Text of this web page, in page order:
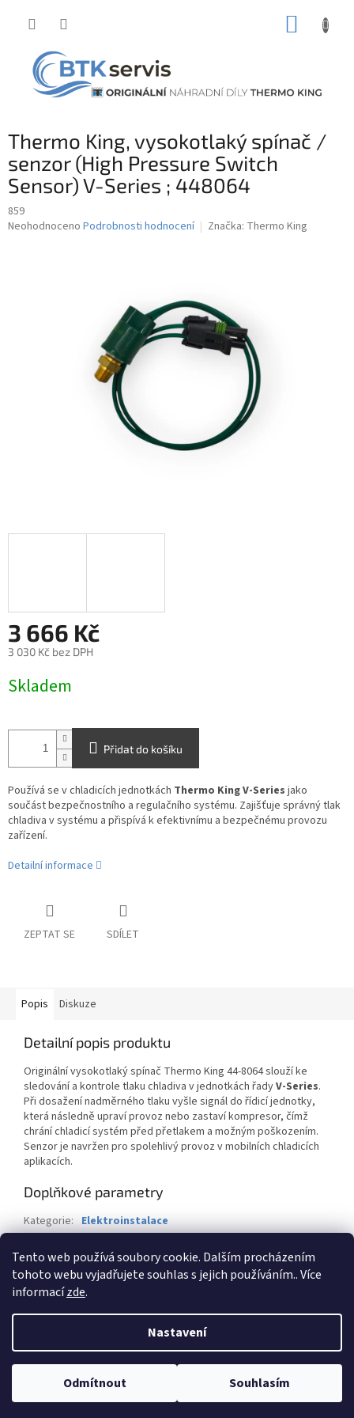
Tento web používá soubory cookie. Dalším procházením
tohoto webu vyjadřujete souhlas s jejich používáním.. Více
informacízde.
Nastavení
Odmítnout Souhlasím
Thermo King, vysokotlaký spínač /
senzor (High Pressure Switch
Sensor) V-Series ; 448064
859
Průměrné
Neohodnoceno Podrobnosti hodnocení Značka: Thermo King
3 666 Kč
3 030 Kč bez DPH
cena:
Skladem
Přidat do košíku
Používá se v chladicích jednotkách Thermo King V-Series jako
součást bezpečnostního a regulačního systému. Zajišťuje správný tlak
chladiva v systému a přispívá k efektivnímu a bezpečnému provozu
zařízení.
Detailní informace
ZEPTAT SE SDÍLET
Popis Diskuze
Detailní popis produktu
Originální vysokotlaký spínač Thermo King 44-8064 slouží ke
sledování a kontrole tlaku chladiva v jednotkách řadyV-Series.
Při dosažení nadměrného tlaku vyšle signál do řídicí jednotky,
která následně upraví provoz nebo zastaví kompresor, čímž
chrání chladicí systém před přetlakem a možným poškozením.
Senzor je navržen pro spolehlivý provoz v mobilních chladicích
aplikacích.
Doplňkové parametry
Kategorie: Elektroinstalace
Hmotnost
1 kg
Vytvořil Shoptet
Copyright 2026BTK-Servis CZ s.r.o. . Všechna práva vyhrazena.